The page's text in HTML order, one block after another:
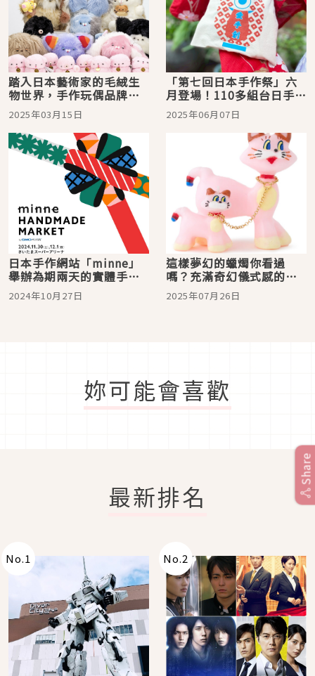
踏入日本藝術家的毛絨生
物世界，手作玩偶品牌
「Kotatsu Village」為你
獻上療癒人心的絨毛作品
2025年03月15日
「第七回日本手作祭」六
月登場！110多組台日手作
品牌齊聚華山文創園區，
還有人氣畫家登台與手作
2025年06月07日
日本手作網站「minne」
舉辦為期兩天的實體手工
市集！體驗與眾不同的手
工課程並尋找特色紀念品
2024年10月27日
這樣夢幻的蠟燭你看過
嗎？充滿奇幻儀式感的手
工蠟燭品牌「OLGA
GOOSE CANDLE」
2025年07月26日
妳可能會喜歡
最新排名
No.1 No.2
Share